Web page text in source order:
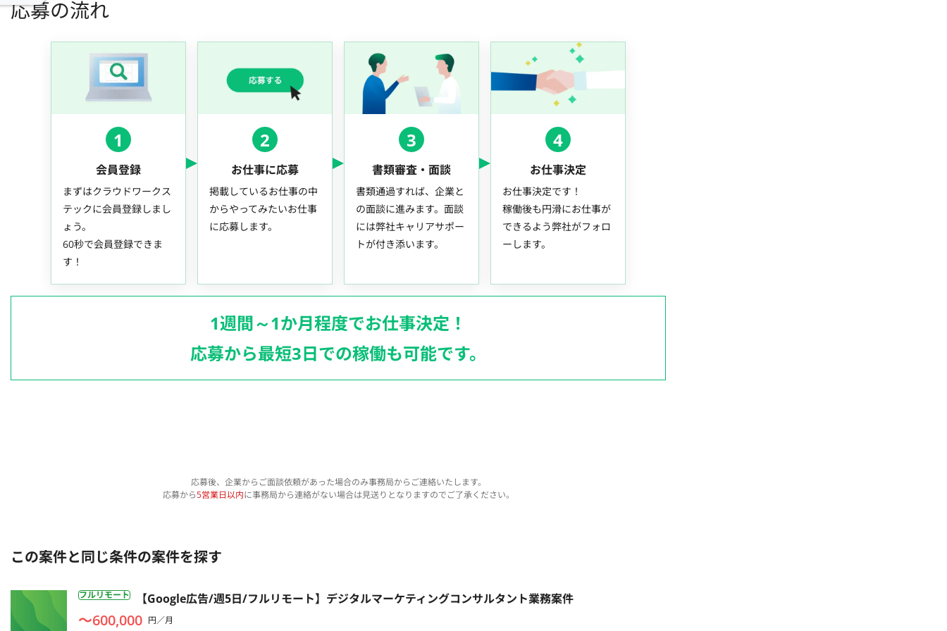
応募の流れ
1
会員登録
まずはクラウドワークス
テックに会員登録しまし
ょう。
60秒で会員登録できま
す！
2
お仕事に応募
掲載しているお仕事の中
からやってみたいお仕事
に応募します。
3
書類審査・面談
書類通過すれば、企業と
の面談に進みます。面談
には弊社キャリアサポー
トが付き添います。
4
お仕事決定
お仕事決定です！
稼働後も円滑にお仕事が
できるよう弊社がフォロ
ーします。
1週間～1か月程度でお仕事決定！
応募から最短3日での稼働も可能です。
応募後、企業からご面談依頼があった場合のみ事務局からご連絡いたします。
応募から5営業日以内に事務局から連絡がない場合は見送りとなりますのでご了承ください。
この案件と同じ条件の案件を探す
フルリモート 【Google広告/週5日/フルリモート】デジタルマーケティングコンサルタント業務案件
〜600,000 円／月